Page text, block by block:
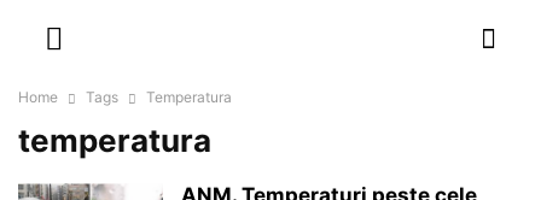
Home Tags Temperatura
temperatura
ANM. Temperaturi peste cele